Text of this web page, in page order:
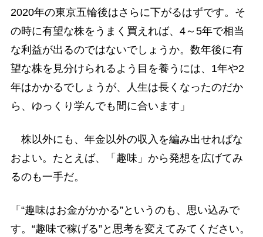
2020年の東京五輪後はさらに下がるはずです。そ
の時に有望な株をうまく買えれば、4～5年で相当
な利益が出るのではないでしょうか。数年後に有
望な株を見分けられるよう目を養うには、1年や2
年はかかるでしょうが、人生は長くなったのだか
ら、ゆっくり学んでも間に合います」
株以外にも、年金以外の収入を編み出せればな
およい。たとえば、「趣味」から発想を広げてみ
るのも一手だ。
「“趣味はお金がかかる”というのも、思い込みで
す。“趣味で稼げる”と思考を変えてみてください。